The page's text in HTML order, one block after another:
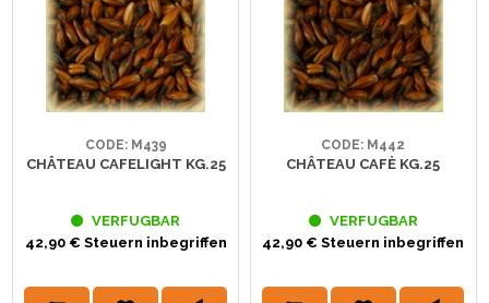
CODE: M439
CHÂTEAU CAFELIGHT KG.25
VERFUGBAR
42,90 € Steuern inbegriffen
CODE: M442
CHÂTEAU CAFÈ KG.25
VERFUGBAR
42,90 € Steuern inbegriffen